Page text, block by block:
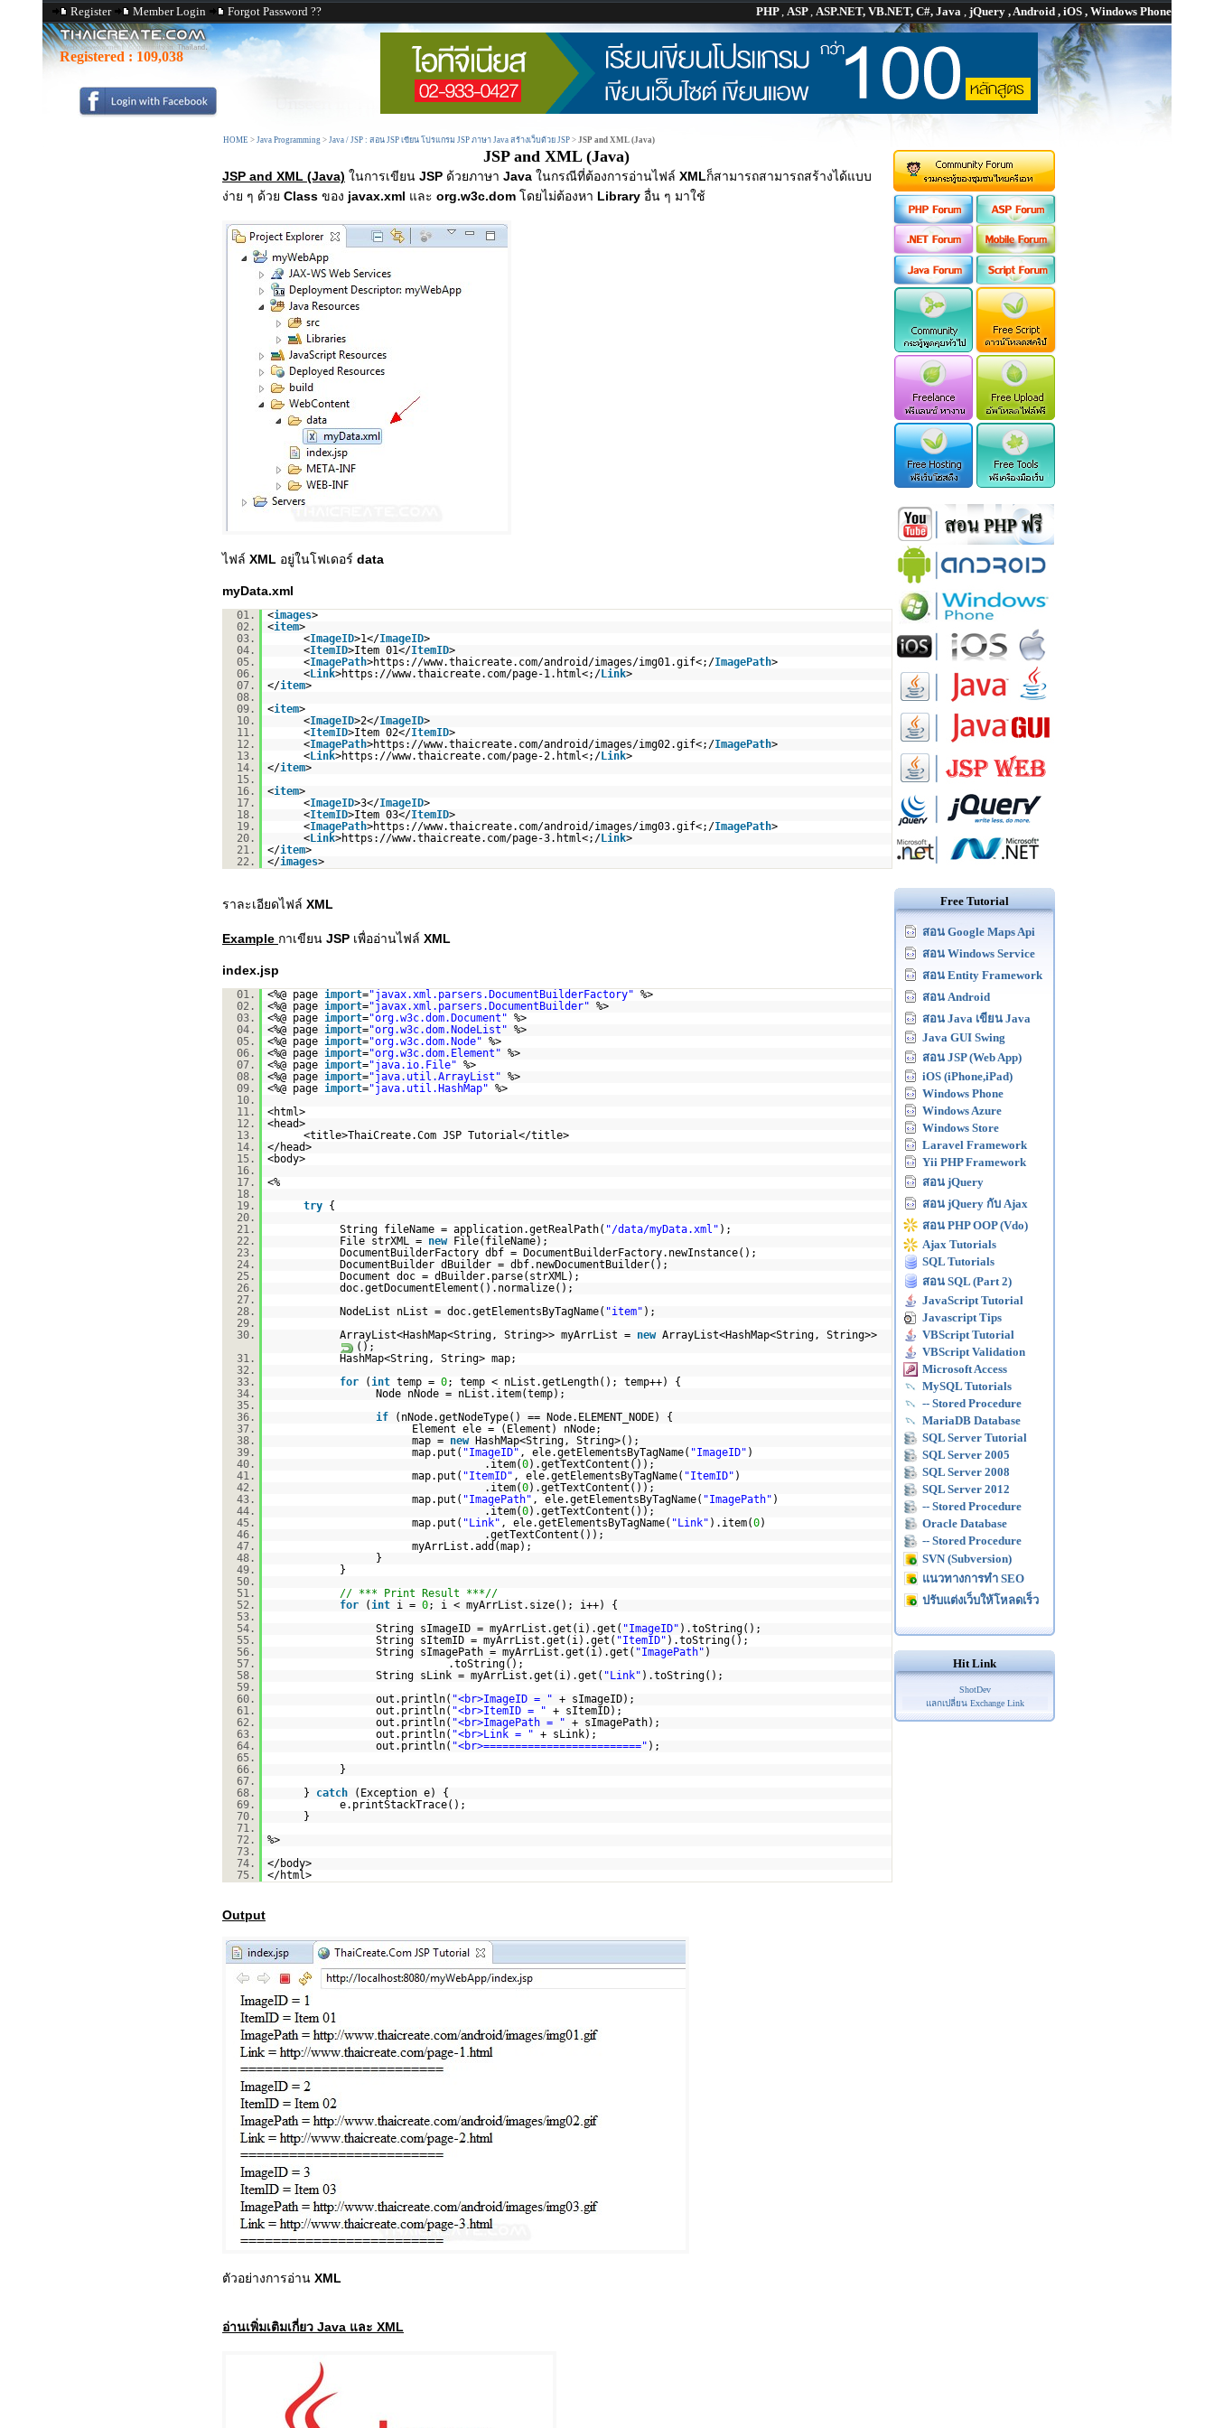
Register Member Login Forgot Password ?? PHP, ASP, ASP.NET, VB.NET, C#, Java , jQuery , Android , iOS , Windows Phone
Registered : 109,038
HOME > Java Programming > Java / JSP : สอน JSP เขียน โปรแกรม JSP ภาษา Java สร้างเว็บด้วย JSP > JSP and XML (Java)
JSP and XML (Java)
JSP and XML (Java) ในการเขียน JSP ด้วยภาษา Java ในกรณีที่ต้องการอ่านไฟล์ XMLก็สามารถสามารถสร้างได้แบบ
ง่าย ๆ ด้วย Class ของ javax.xml และ org.w3c.dom โดยไม่ต้องหา Library อื่น ๆ มาใช้
ไฟล์ XML อยู่ในโฟเดอร์ data
myData.xml
01. <images>
02.
<item>
03.
<ImageID>1</ImageID>
04.
<ItemID>Item 01</ItemID>
05.
<ImagePath>https://www.thaicreate.com/android/images/img01.gif<;/ImagePath>
06.
<Link>https://www.thaicreate.com/page-1.html<;/Link>
07.
</item>
08.
09.
<item>
10.
<ImageID>2</ImageID>
11.
<ItemID>Item 02</ItemID>
12.
<ImagePath>https://www.thaicreate.com/android/images/img02.gif<;/ImagePath>
13.
<Link>https://www.thaicreate.com/page-2.html<;/Link>
14.
</item>
15.
16.
<item>
17.
<ImageID>3</ImageID>
18.
<ItemID>Item 03</ItemID>
19.
<ImagePath>https://www.thaicreate.com/android/images/img03.gif<;/ImagePath>
20.
<Link>https://www.thaicreate.com/page-3.html<;/Link>
21.
</item>
22.
</images>
ราละเอียดไฟล์ XML
Example กาเขียน JSP เพื่ออ่านไฟล์ XML
index.jsp
01. <%@ page import="javax.xml.parsers.DocumentBuilderFactory" %>
02.
<%@ page import="javax.xml.parsers.DocumentBuilder" %>
03.
<%@ page import="org.w3c.dom.Document" %>
04.
<%@ page import="org.w3c.dom.NodeList" %>
05.
<%@ page import="org.w3c.dom.Node" %>
06.
<%@ page import="org.w3c.dom.Element" %>
07.
<%@ page import="java.io.File" %>
08.
<%@ page import="java.util.ArrayList" %>
09.
<%@ page import="java.util.HashMap" %>
10.
11.
<html>
12.
<head>
13.
<title>ThaiCreate.Com JSP Tutorial</title>
14.
</head>
15.
<body>
16.
17.
<%
18.
19.
try
{
20.
21.
String fileName = application.getRealPath( "/data/myData.xml" );
22.
File strXML = new
File(fileName);
23.
DocumentBuilderFactory dbf = DocumentBuilderFactory.newInstance();
24.
DocumentBuilder dBuilder = dbf.newDocumentBuilder();
25.
Document doc = dBuilder.parse(strXML);
26.
doc.getDocumentElement().normalize();
27.
28.
NodeList nList = doc.getElementsByTagName( "item" );
29.
30.
ArrayList<HashMap<String, String>> myArrList = new ArrayList<HashMap<String, String>>
();
31.
HashMap<String, String> map;
32.
33.
for (int temp = 0; temp < nList.getLength(); temp++) {
34.
Node nNode = nList.item(temp);
35.
36.
if
(nNode.getNodeType() == Node.ELEMENT_NODE) {
37.
Element ele = (Element) nNode;
38.
map = new
HashMap<String, String>();
39.
map.put( "ImageID" , ele.getElementsByTagName( "ImageID" )
40.
.item(0).getTextContent());
41.
map.put( "ItemID" , ele.getElementsByTagName( "ItemID" )
42.
.item(0).getTextContent());
43.
map.put( "ImagePath" , ele.getElementsByTagName( "ImagePath" )
44.
.item(0).getTextContent());
45.
map.put( "Link" , ele.getElementsByTagName( "Link" ).item(0)
46.
.getTextContent());
47.
myArrList.add(map);
48.
}
49.
}
50.
51.
// *** Print Result ***//
52.
for (int i = 0; i < myArrList.size(); i++) {
53.
54.
String sImageID = myArrList.get(i).get( "ImageID" ).toString();
55.
String sItemID = myArrList.get(i).get( "ItemID" ).toString();
56.
String sImagePath = myArrList.get(i).get( "ImagePath" )
57.
.toString();
58.
String sLink = myArrList.get(i).get( "Link" ).toString();
59.
60.
out.println( "<br>ImageID = " + sImageID);
61.
out.println( "<br>ItemID = " + sItemID);
62.
out.println( "<br>ImagePath = " + sImagePath);
63.
out.println( "<br>Link = " + sLink);
64.
out.println( "<br>=========================" );
65.
66.
}
67.
68.
} catch
(Exception e) {
69.
e.printStackTrace();
70.
}
71.
72.
%>
73.
74.
</body>
75.
</html>
Output
ตัวอย่างการอ่าน XML
อ่านเพิ่มเติมเกี่ยว Java และ XML
Free Tutorial
สอน Google Maps Api
สอน Windows Service
สอน Entity Framework
สอน Android
สอน Java เขียน Java
Java GUI Swing
สอน JSP (Web App)
iOS (iPhone,iPad)
Windows Phone
Windows Azure
Windows Store
Laravel Framework
Yii PHP Framework
สอน jQuery
สอน jQuery กับ Ajax
สอน PHP OOP (Vdo)
Ajax Tutorials
SQL Tutorials
สอน SQL (Part 2)
JavaScript Tutorial
Javascript Tips
VBScript Tutorial
VBScript Validation
Microsoft Access
MySQL Tutorials
-- Stored Procedure
MariaDB Database
SQL Server Tutorial
SQL Server 2005
SQL Server 2008
SQL Server 2012
-- Stored Procedure
Oracle Database
-- Stored Procedure
SVN (Subversion)
แนวทางการทำ SEO
ปรับแต่งเว็บให้โหลดเร็ว
Hit Link
ShotDev
แลกเปลี่ยน Exchange Link